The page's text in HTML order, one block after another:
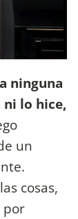
ninguna
ni lo hice,
un
cosas,
por